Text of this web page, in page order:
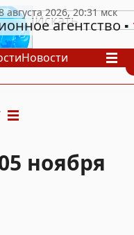
агентство
Новости
ноября